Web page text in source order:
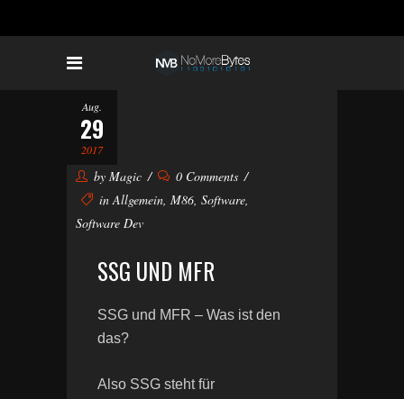
Aug.
29
2017
by Magic
0 Comments
inAllgemein, M86, Software,
Software Dev
SSG UND MFR
SSG und MFR – Was ist den
das?
Also SSG steht für